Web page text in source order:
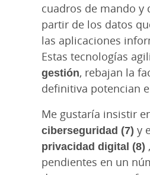
cuadros de mando y
partir de los datos
las aplicaciones
Estas tecnologías
gestión, rebajan la
definitiva potencian
Me gustaría insistir
ciberseguridad (7) y
privacidad digital (8)
pendientes en un